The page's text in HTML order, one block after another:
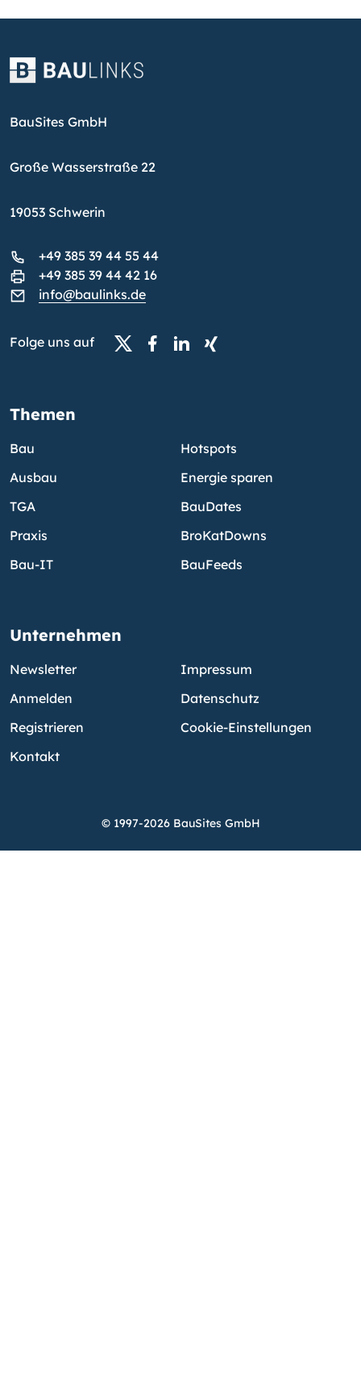
BauSites GmbH
Große Wasserstraße 22
19053 Schwerin
+49 385 39 44 55 44
+49 385 39 44 42 16
info@baulinks.de
Folge uns auf
Themen
Bau
Ausbau
TGA
Praxis
Bau-IT
Hotspots
Energie sparen
BauDates
BroKatDowns
BauFeeds
Unternehmen
Newsletter
Anmelden
Registrieren
Kontakt
Impressum
Datenschutz
Cookie-Einstellungen
© 1997-2026 BauSites GmbH